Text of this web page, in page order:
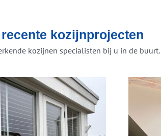
kozijnprojecten
kozijnen specialisten bij u in de buurt.